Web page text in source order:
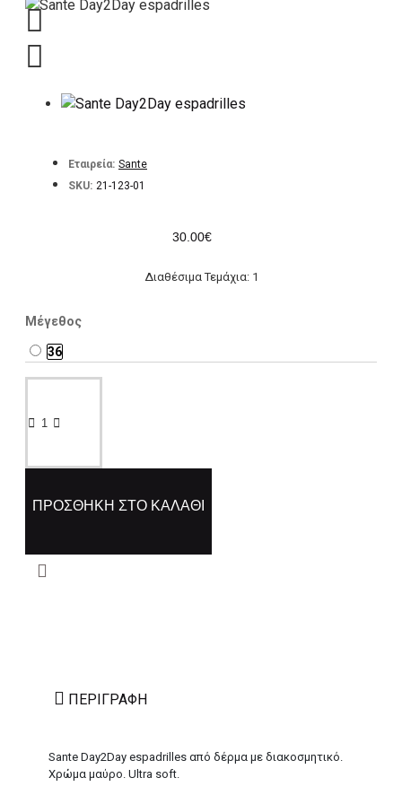
Εταιρεία: Sante
SKU: 21-123-01
30.00€
Διαθέσιμα Τεμάχια: 1
Μέγεθος
36
ΠΡΟΣΘΉΚΗ ΣΤΟ ΚΑΛΆΘΙ
ΠΕΡΙΓΡΑΦΉ
Sante Day2Day espadrilles από δέρμα με διακοσμητικό.
Χρώμα μαύρο. Ultra soft.